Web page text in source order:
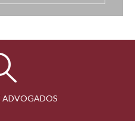
ADVOGADOS